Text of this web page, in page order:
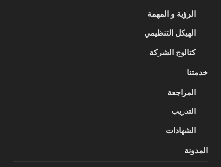
الرؤية و المهمة
الهيكل التنظيمي
كتالوج الشركة
خدمتنا
المراجعة
التدريب
الشهادات
المدونة